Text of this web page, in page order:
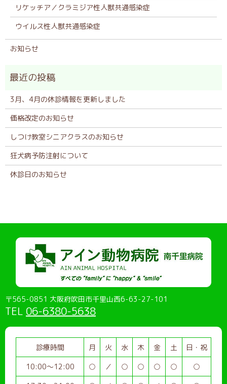
リケッチア／クラミジア性人獣共通感染症
ウイルス性人獣共通感染症
お知らせ
3月、4月の休診情報を更新しました
価格改定のお知らせ
しつけ教室シニアクラスのお知らせ
狂犬病予防注射について
休診日のお知らせ
〒565-0851 大阪府吹田市千里山西6-63-27-101
TEL 06-6380-5638
診療時間 月 火 水 木 金 土
日・祝
10:00～12:00
○ ／ ○ ○ ○ ○
○